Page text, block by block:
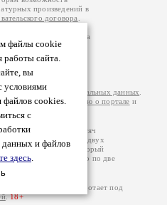
файлы cookie
работы сайта.
вы
условиями
файлов cookies.
с
и файлов
здесь.
произведений в
договора
принадлежат авторам
произведений возможна
вы можете
Ответственность за
на
обработки персональных данных
подробнуюинформацию о портале и
– порядка 200 тысяч
просматривают более двух
посещаемости, который
В каждой графе указано по две
посетителей.
2026. Портал работает под
.18+